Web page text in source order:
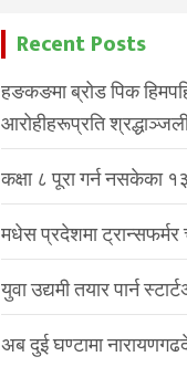
Recent Posts
हङकङमा ब्रोड पिक
आरोहीहरूप्रति
कक्षा ८ पूरा गर्न नसकेका
मधेस प्रदेशमा ट्रान्सफर्मर
युवा उद्यमी तयार पार्न
अब दुई घण्टामा